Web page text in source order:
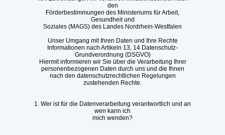
den
Förderbestimmungen des Ministeriums für Arbeit,
Gesundheit und
Soziales (MAGS) des Landes Nordrhein-Westfalen
Unser Umgang mit Ihren Daten und Ihre Rechte
Informationen nach Artikeln 13, 14 Datenschutz-
Grundverordnung (DSGVO)
Hiermit informieren wir Sie über die Verarbeitung Ihrer
personenbezogenen Daten durch uns und die Ihnen
nach den datenschutzrechtlichen Regelungen
zustehenden Rechte.
1. Wer ist für die Datenverarbeitung verantwortlich und an
wen kann ich
mich wenden?